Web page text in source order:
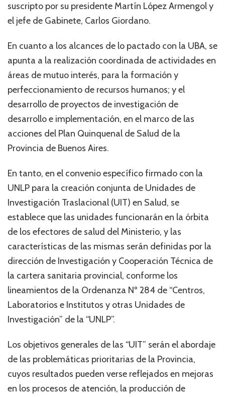
suscripto por su presidente Martín López Armengol y
el jefe de Gabinete, Carlos Giordano.
En cuanto a los alcances de lo pactado con la UBA, se
apunta a la realización coordinada de actividades en
áreas de mutuo interés, para la formación y
perfeccionamiento de recursos humanos; y el
desarrollo de proyectos de investigación de
desarrollo e implementación, en el marco de las
acciones del Plan Quinquenal de Salud de la
Provincia de Buenos Aires.
En tanto, en el convenio específico firmado con la
UNLP para la creación conjunta de Unidades de
Investigación Traslacional (UIT) en Salud, se
establece que las unidades funcionarán en la órbita
de los efectores de salud del Ministerio, y las
características de las mismas serán definidas por la
dirección de Investigación y Cooperación Técnica de
la cartera sanitaria provincial, conforme los
lineamientos de la Ordenanza Nº 284 de “Centros,
Laboratorios e Institutos y otras Unidades de
Investigación” de la “UNLP”.
Los objetivos generales de las “UIT” serán el abordaje
de las problemáticas prioritarias de la Provincia,
cuyos resultados pueden verse reflejados en mejoras
en los procesos de atención, la producción de